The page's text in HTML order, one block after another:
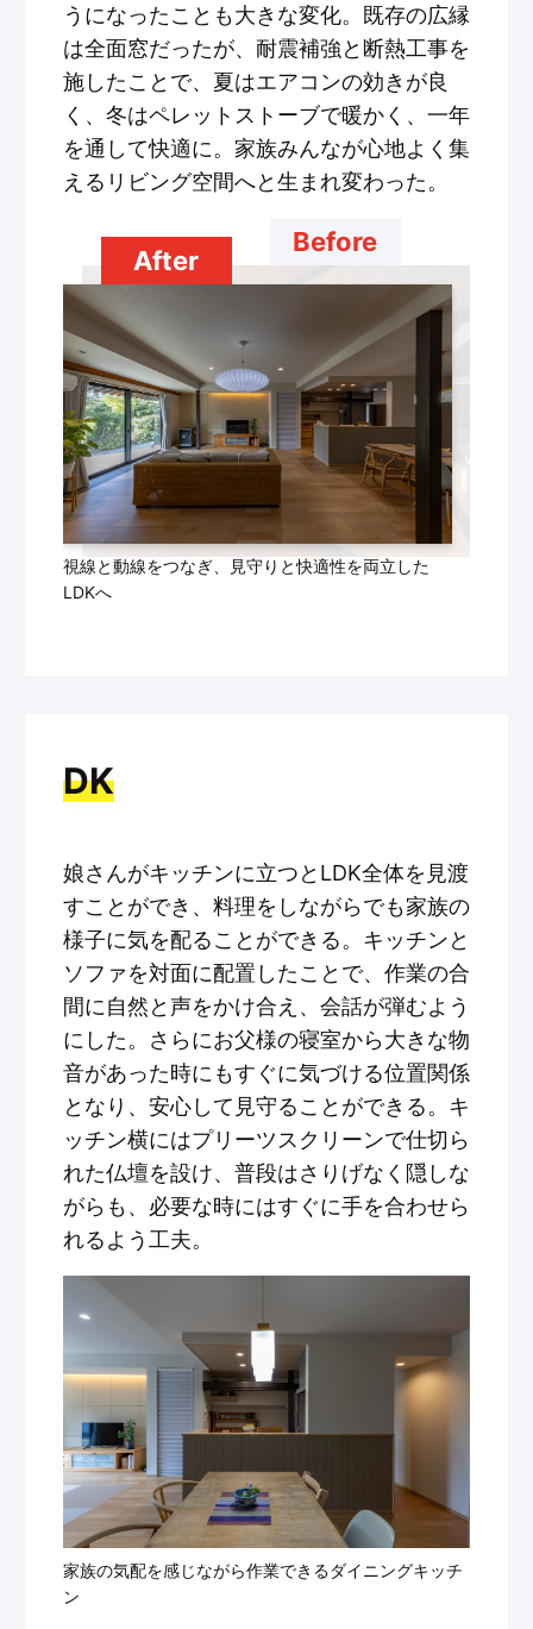
うになったことも大きな変化。既存の広縁
は全面窓だったが、耐震補強と断熱工事を
施したことで、夏はエアコンの効きが良
く、冬はペレットストーブで暖かく、一年
を通して快適に。家族みんなが心地よく集
えるリビング空間へと生まれ変わった。
Before
視線と動線をつなぎ、見守りと快適性を両立した
LDKへ
After
DK
娘さんがキッチンに立つとLDK全体を見渡
すことができ、料理をしながらでも家族の
様子に気を配ることができる。キッチンと
ソファを対面に配置したことで、作業の合
間に自然と声をかけ合え、会話が弾むよう
にした。さらにお父様の寝室から大きな物
音があった時にもすぐに気づける位置関係
となり、安心して見守ることができる。キ
ッチン横にはプリーツスクリーンで仕切ら
れた仏壇を設け、普段はさりげなく隠しな
がらも、必要な時にはすぐに手を合わせら
れるよう工夫。
家族の気配を感じながら作業できるダイニングキッチ
ン